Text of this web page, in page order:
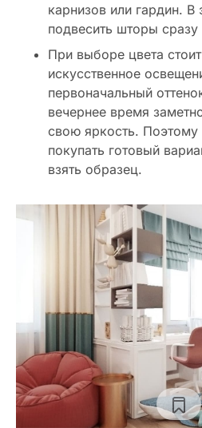
карнизов или гардин. В
подвесить шторы сразу
При выборе цвета
искусственное
первоначальный
вечернее время
свою яркость. Поэтому
покупать готовый
взять образец.